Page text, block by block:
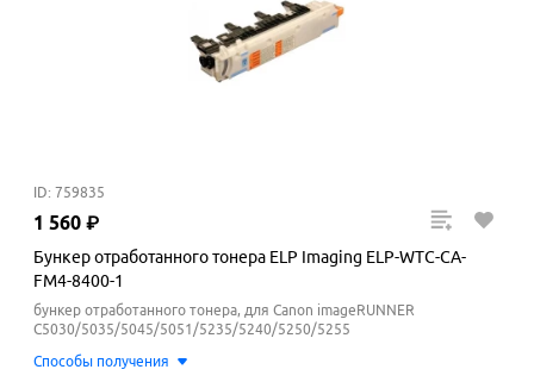
ID: 759835
1 560 ₽
Бункер отработанного тонера ELP Imaging ELP-WTC-CA-
FM4-8400-1
бункер отработанного тонера, для Canon imageRUNNER
C5030/5035/5045/5051/5235/5240/5250/5255
Способы получения